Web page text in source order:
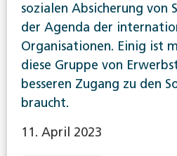
sozialen Absicherung von
der Agenda der
Organisationen. Einig ist
diese Gruppe von
besseren Zugang zu den
braucht.
11. April 2023